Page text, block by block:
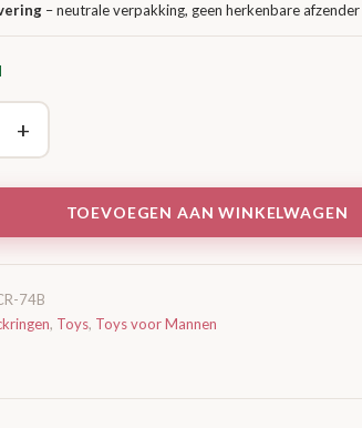
– neutrale verpakking, geen herkenbare afzender
+
TOEVOEGEN AAN WINKELWAGEN
74B
, Toys, Toys voor Mannen